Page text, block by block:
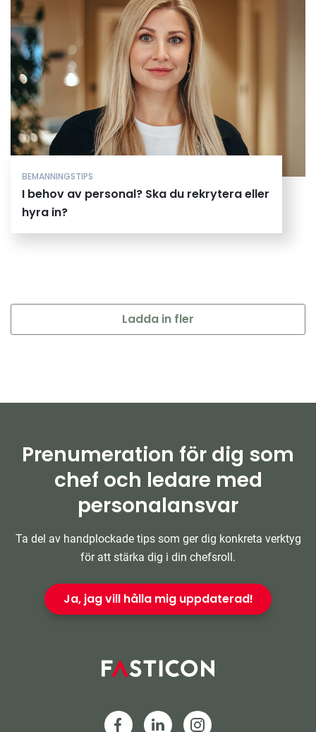
BEMANNINGSTIPS
I behov av personal? Ska du rekrytera eller
hyra in?
Ladda in fler
Prenumeration för dig som
chef och ledare med
personalansvar
Ta del av handplockade tips som ger dig konkreta verktyg
för att stärka dig i din chefsroll.
Ja, jag vill hålla mig uppdaterad!